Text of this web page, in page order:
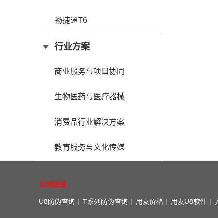
畅捷通T6
行业方案
商业服务与项目协同
生物医药与医疗器械
消费品行业解决方案
教育服务与文化传媒
友情链接 :
U8防伪查询 T系列防伪查询 用友价格 用友U8软件